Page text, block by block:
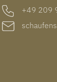
+49 209